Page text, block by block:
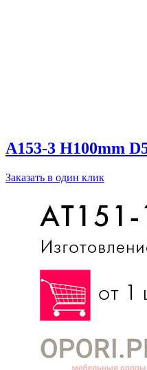
A153-3 H100mm
Заказать в один клик